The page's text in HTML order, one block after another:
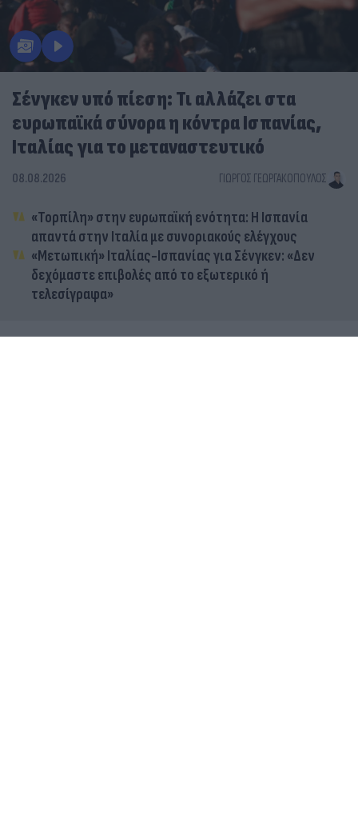
Σένγκεν υπό πίεση: Τι αλλάζει στα
ευρωπαϊκά σύνορα η κόντρα Ισπανίας,
Ιταλίας για το μεταναστευτικό
08.08.2026 ΓΙΏΡΓΟΣ ΓΕΩΡΓΑΚΌΠΟΥΛΟΣ
«Τορπίλη» στην ευρωπαϊκή ενότητα: Η Ισπανία
απαντά στην Ιταλία με συνοριακούς ελέγχους
«Μετωπική» Ιταλίας-Ισπανίας για Σένγκεν: «Δεν
δεχόμαστε επιβολές από το εξωτερικό ή
τελεσίγραφα»